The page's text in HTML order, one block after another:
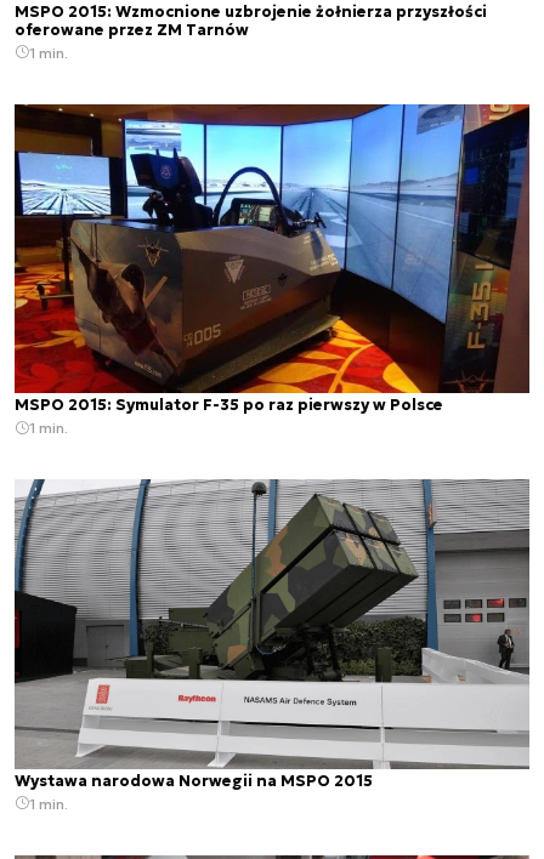
MSPO 2015: Wzmocnione uzbrojenie żołnierza przyszłości
oferowane przez ZM Tarnów
1 min.
MSPO 2015: Symulator F-35 po raz pierwszy w Polsce
1 min.
Wystawa narodowa Norwegii na MSPO 2015
1 min.